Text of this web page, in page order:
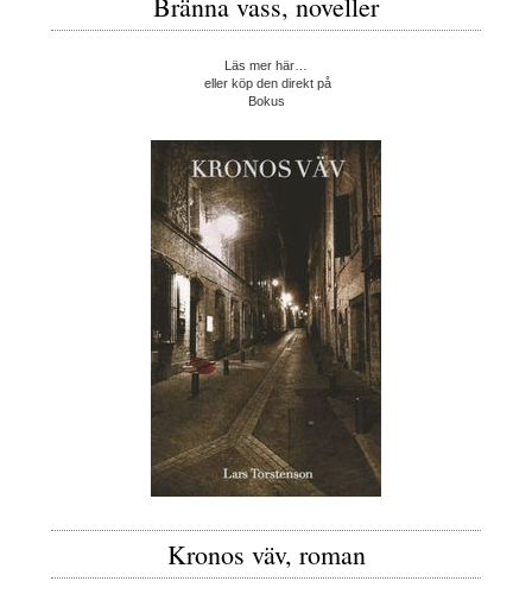
Bränna vass, noveller
Läs mer här…
eller köp den direkt på
Bokus
Kronos väv, roman